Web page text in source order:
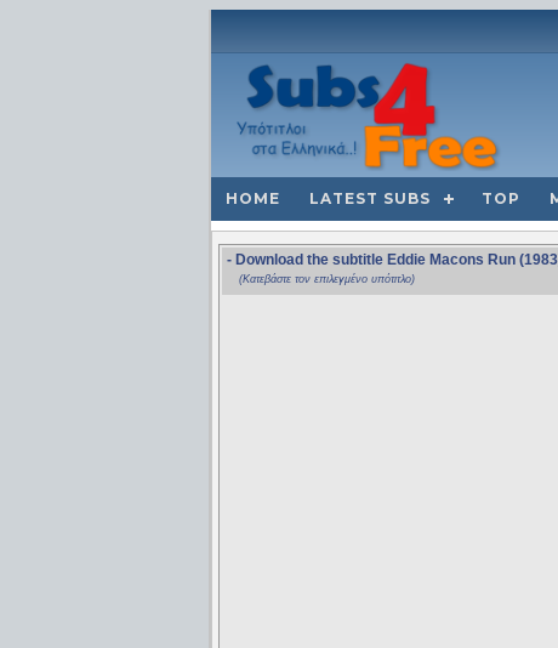
HOME LATEST SUBS TOP
- Download the subtitle Eddie Macons Run
(Κατεβάστε τον επιλεγμένο υπότιτλο)